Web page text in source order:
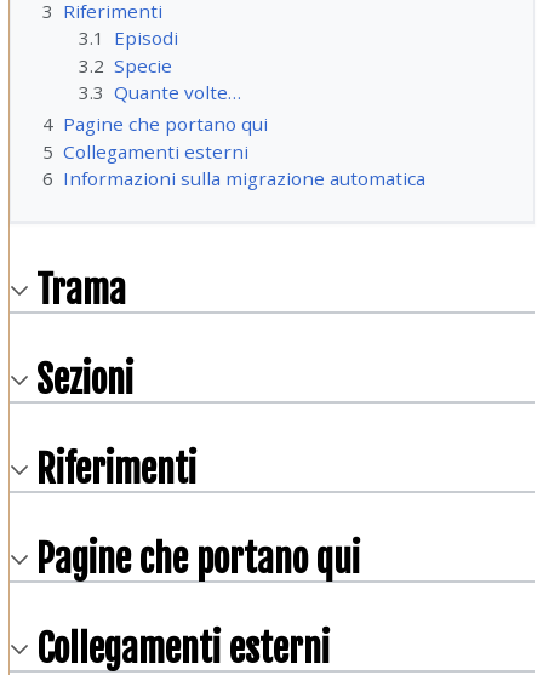
3 Riferimenti
3.1
Episodi
3.2 Specie
3.3 Quante volte…
4 Pagine che portano qui
5 Collegamenti esterni
6 Informazioni sulla migrazione automatica
Trama
Sezioni
Riferimenti
Pagine che portano qui
Collegamenti esterni